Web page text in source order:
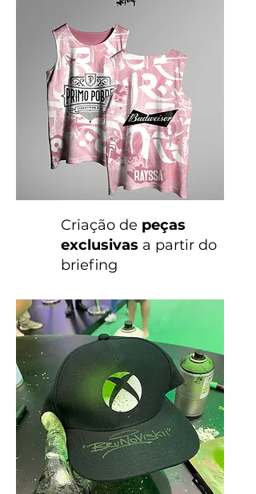
Criação de peças
exclusivas a partir do
briefing